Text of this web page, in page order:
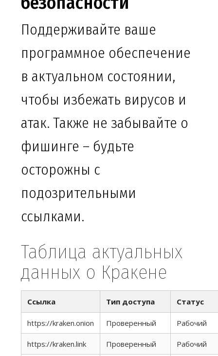
Поддерживайте ваше
программное обеспечение
в актуальном состоянии,
чтобы избежать вирусов и
атак. Также не забывайте о
фишинге – будьте
осторожны с
подозрительными
ссылками.
Таблица актуальных
данных о Кракене
Ссылка Тип доступа Статус
https://kraken.onion Проверенный Рабочий
https://kraken.link Проверенный Рабочий